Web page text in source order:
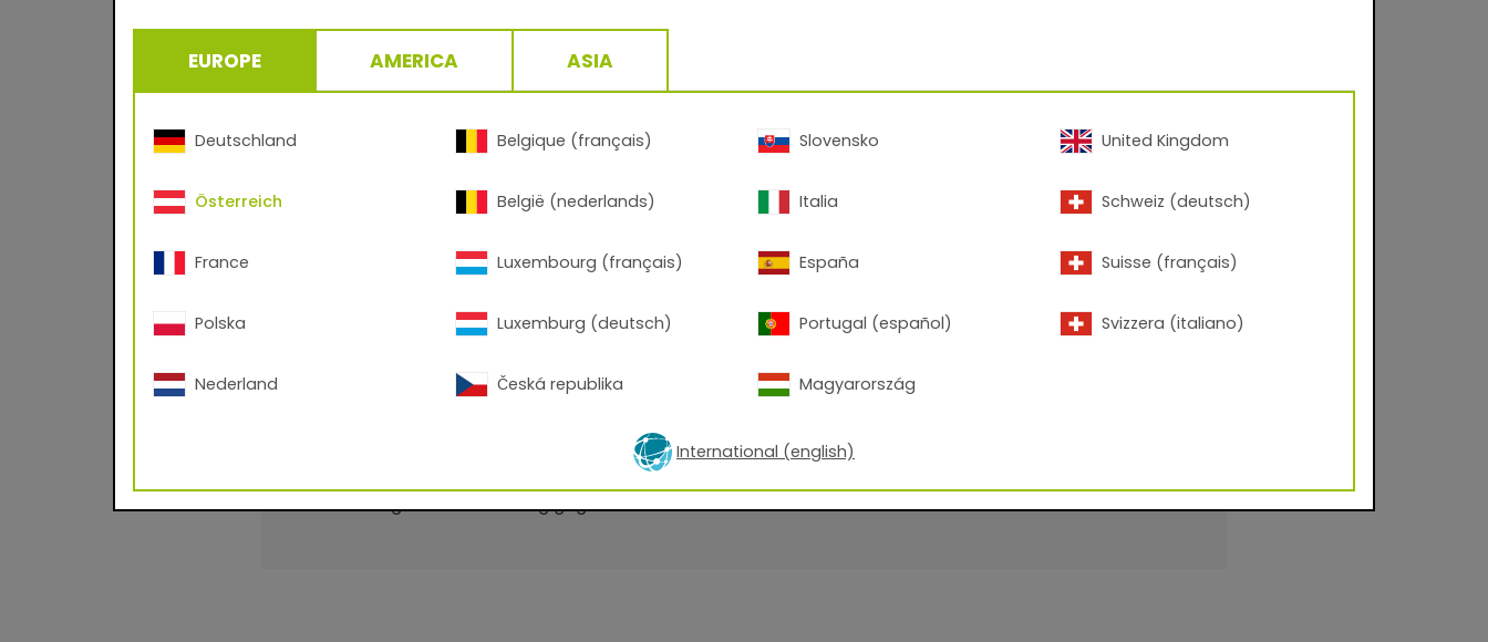
- Wetterfeste Pulverbeschichtung für Fassaden
- Nahezu 100%iger Materialnutzungsgrad
- Leicht und sauber zu verarbeiten
- Weitgehend beständig gegen handelsübliche Desinfektionsmittel
EUROPE AMERICA ASIA
Deutschland
Österreich
France
Polska
Nederland
Belgique (français)
België (nederlands)
Luxembourg (français)
Luxemburg (deutsch)
Česká republika
Slovensko
Italia
España
Portugal (español)
Magyarország
United Kingdom
Schweiz (deutsch)
Suisse (français)
Svizzera (italiano)
International (english)